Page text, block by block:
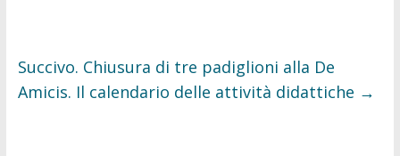
Succivo. Chiusura di tre padiglioni alla De
Amicis. Il calendario delle attività didattiche →